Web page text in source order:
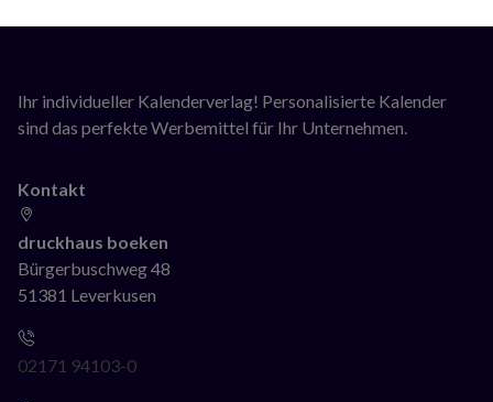
Ihr individueller Kalenderverlag! Personalisierte Kalender
sind das perfekte Werbemittel für Ihr Unternehmen.
Kontakt
druckhaus boeken
Bürgerbuschweg 48
51381 Leverkusen
02171 94103-0